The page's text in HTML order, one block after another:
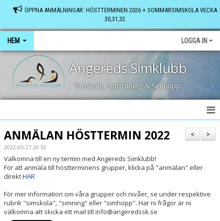
ÖPPNA ANMÄLNINGAR: HÖSTTERMINEN 2026 + SOMMARSIMSKOLA VECKA
30,31,32
HEM LOGGA IN
Angereds Simklubb
Simskola, Simträning & Simhopp
HEM
SENASTE NYTT
FRÅGOR & SVAR
VÅRA BASSÄNGER
KONTAKT
>
<
ANMÄLAN HÖSTTERMIN 2022
2022-05-27 20:53
Välkomna till en ny termin med Angereds Simklubb!
För att anmäla till höstterminens grupper, klicka på "anmälan" eller
direktHÄR
För mer information om våra grupper och nivåer, se under respektive
rubrik "simskola", "simning" eller "simhopp". Har ni frågor är ni
välkomna att skicka ett mail till info@angeredssk.se